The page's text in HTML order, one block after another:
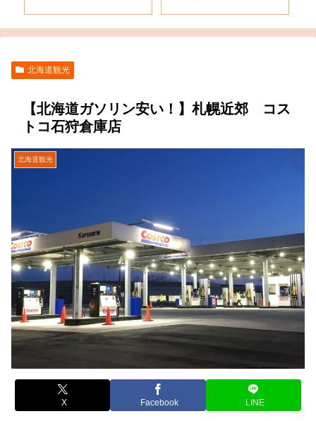
北海道観光
【北海道ガソリン安い！】札幌近郊 コス
トコ石狩倉庫店
北海道観光
X Facebook LINE